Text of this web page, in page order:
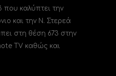
που καλύπτει την
και την Ν. Στερεά
στη θέση 673 στην
TV καθώς και